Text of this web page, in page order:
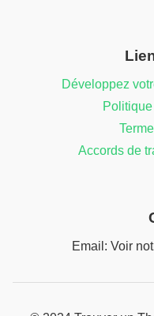
Développez
Accords de
Email: Voir